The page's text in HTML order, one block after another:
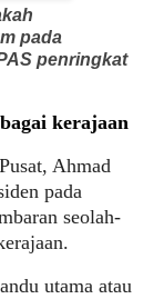
pada
penringkat
kerajaan
Ahmad
pada
seolah-
utama atau